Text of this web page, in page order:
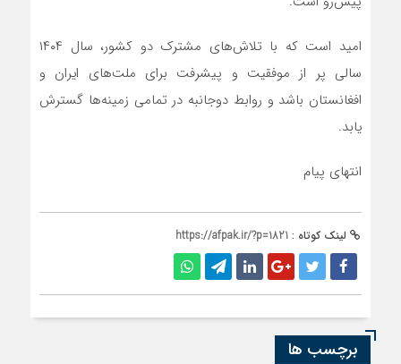
امید است که با تلاش‌های مشترک دو کشور، سال ۱۴۰۴
سالی پر از موفقیت و پیشرفت برای ملت‌های ایران و
افغانستان باشد و روابط دوجانبه در تمامی زمینه‌ها گسترش
یابد.
انتهای پیام
لینک کوتاه : https://afpak.ir/?p=1821
برچسب ها